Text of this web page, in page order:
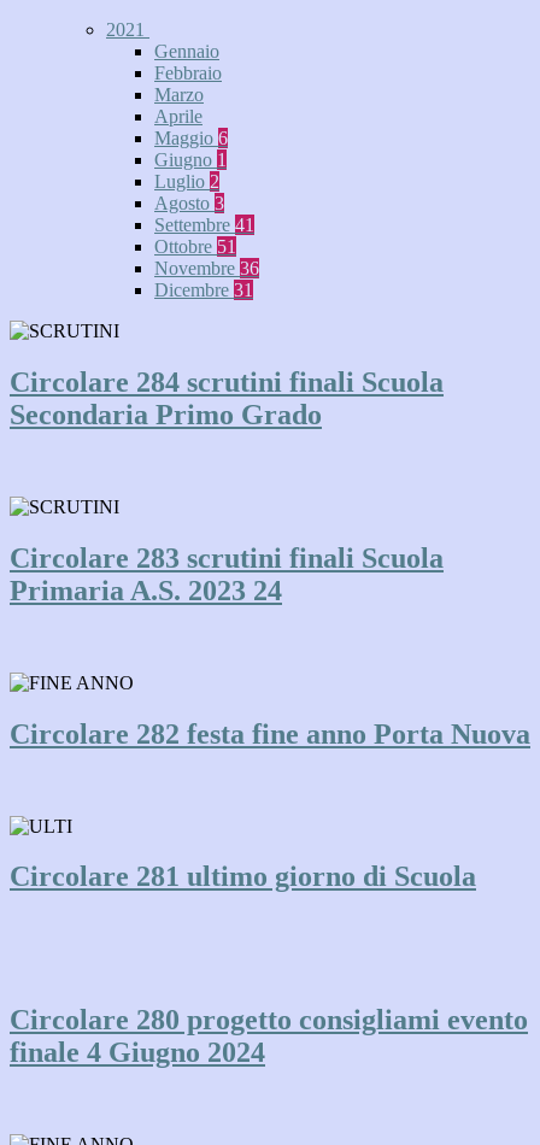
2021
Gennaio
Febbraio
Marzo
Aprile
Maggio 6
Giugno 1
Luglio 2
Agosto 3
Settembre 41
Ottobre 51
Novembre 36
Dicembre 31
Circolare 284 scrutini finali Scuola
Secondaria Primo Grado
Circolare 283 scrutini finali Scuola
Primaria A.S. 2023 24
Circolare 282 festa fine anno Porta Nuova
Circolare 281 ultimo giorno di Scuola
Circolare 280 progetto consigliami evento
finale 4 Giugno 2024